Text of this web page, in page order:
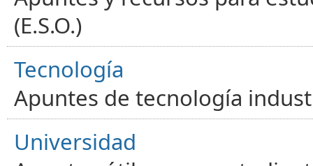
(E.S.O.)
Tecnología
Apuntes de tecnología
Universidad